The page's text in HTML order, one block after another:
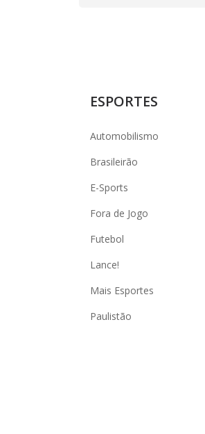
ESPORTES
Automobilismo
Brasileirão
E-Sports
Fora de Jogo
Futebol
Lance!
Mais Esportes
Paulistão